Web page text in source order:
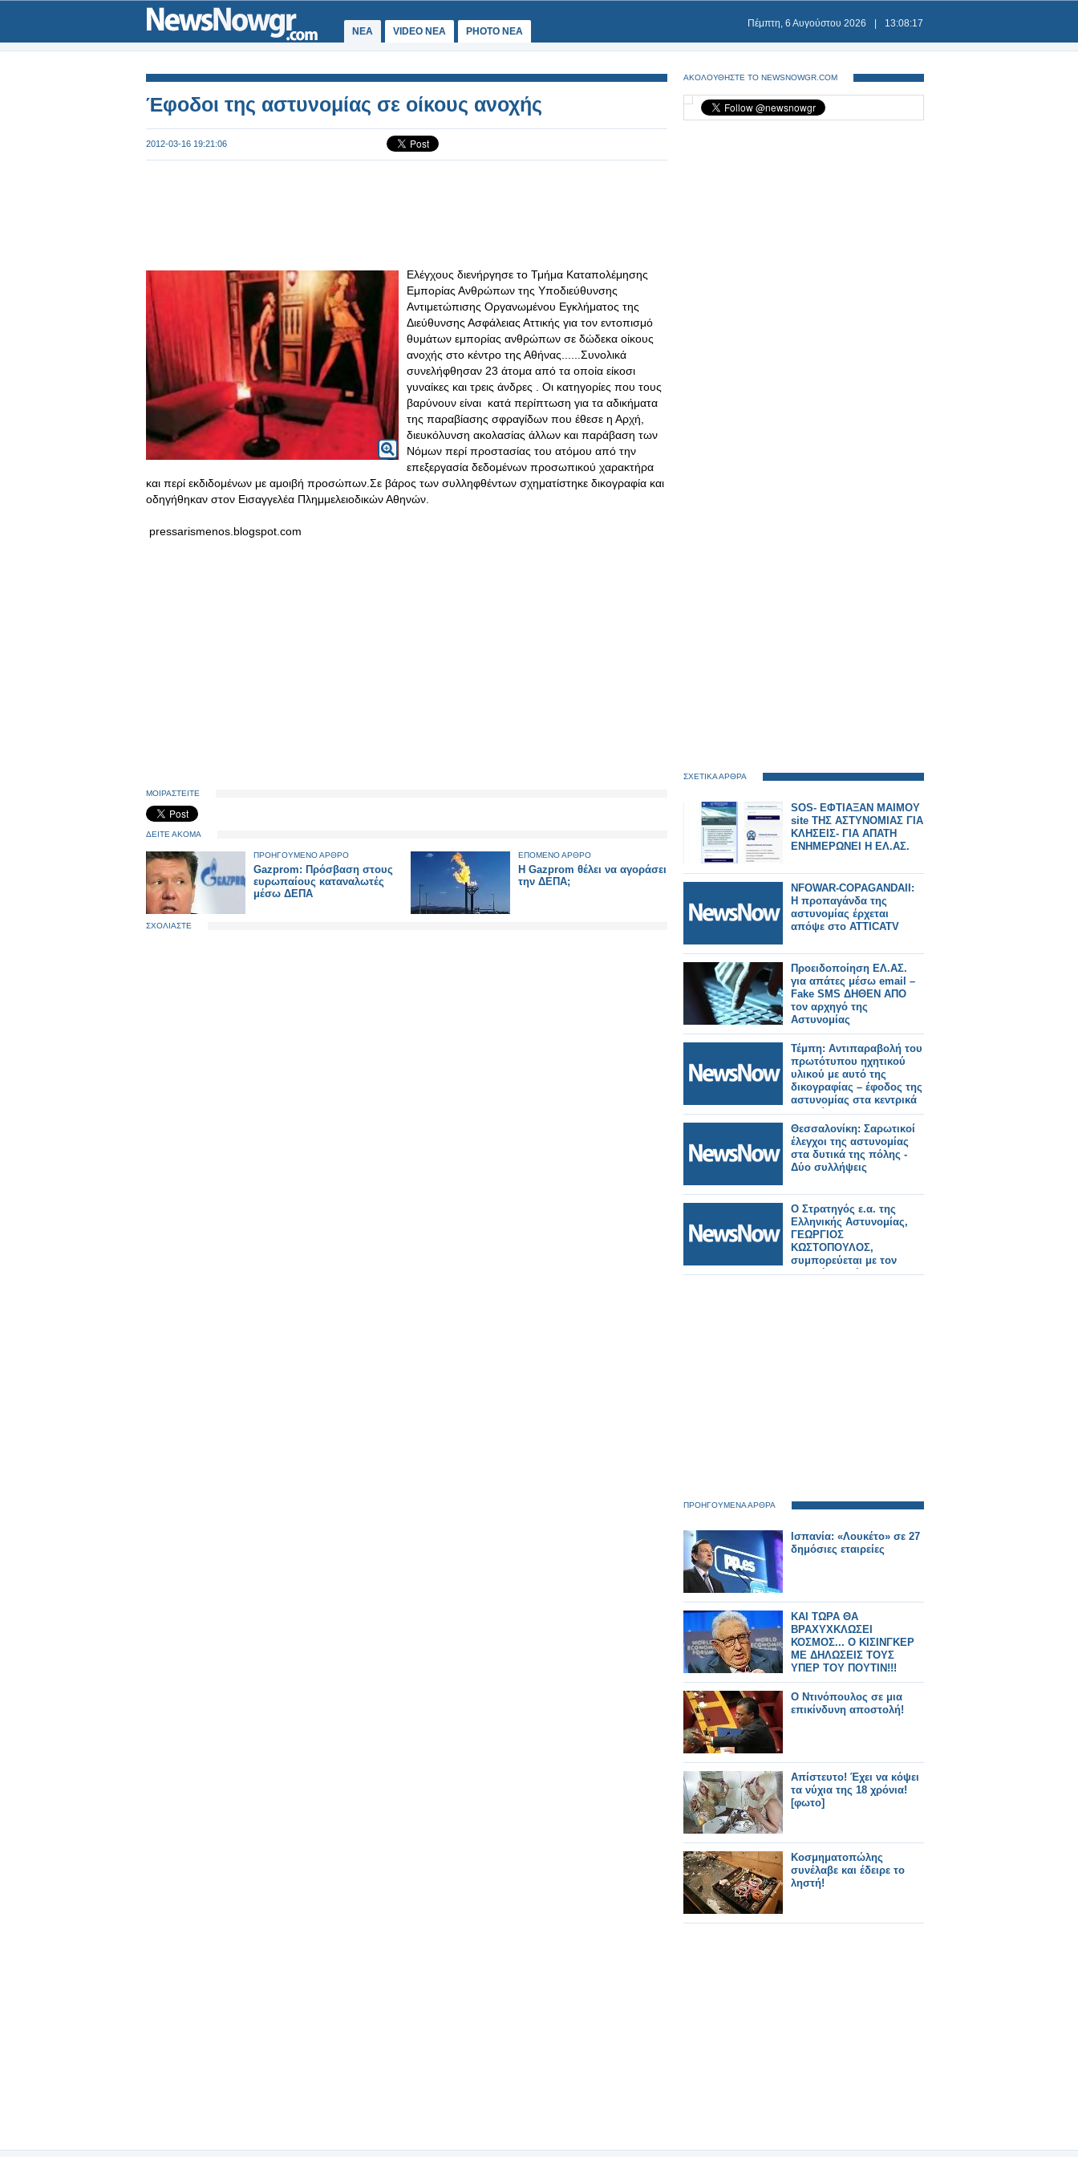
ΝΕΑ VIDEO NEA PHOTO NEA
Πέμπτη, 6 Αυγούστου 2026 13:08:17
Έφοδοι της αστυνομίας σε οίκους ανοχής
2012-03-16 19:21:06
Ελέγχους διενήργησε το Τμήμα Καταπολέμησης
Εμπορίας Ανθρώπων της Υποδιεύθυνσης
Αντιμετώπισης Οργανωμένου Εγκλήματος της
Διεύθυνσης Ασφάλειας Αττικής για τον εντοπισμό
θυμάτων εμπορίας ανθρώπων σε δώδεκα οίκους
ανοχής στο κέντρο της Αθήνας......Συνολικά
συνελήφθησαν 23 άτομα από τα οποία είκοσι
γυναίκες και τρεις άνδρες . Οι κατηγορίες που τους
βαρύνουν είναι κατά περίπτωση για τα αδικήματα
της παραβίασης σφραγίδων που έθεσε η Αρχή,
διευκόλυνση ακολασίας άλλων και παράβαση των
Νόμων περί προστασίας του ατόμου από την
επεξεργασία δεδομένων προσωπικού χαρακτήρα
και περί εκδιδομένων με αμοιβή προσώπων.Σε βάρος των συλληφθέντων σχηματίστηκε δικογραφία και
οδηγήθηκαν στον Εισαγγελέα Πλημμελειοδικών Αθηνών.
pressarismenos.blogspot.com
ΜΟΙΡΑΣΤΕΙΤΕ
ΔΕΙΤΕ ΑΚΟΜΑ
ΠΡΟΗΓΟΥΜΕΝΟ ΑΡΘΡΟ
Gazprom: Πρόσβαση στους
ευρωπαίους καταναλωτές
μέσω ΔΕΠΑ
ΕΠΟΜΕΝΟ ΑΡΘΡΟ
Η Gazprom θέλει να αγοράσει
την ΔΕΠΑ;
ΣΧΟΛΙΑΣΤΕ
ΑΚΟΛΟΥΘΗΣΤΕ ΤΟ NEWSNOWGR.COM
ΣΧΕΤΙΚΑ ΑΡΘΡΑ
SOS- ΕΦΤΙΑΞΑΝ ΜΑΙΜΟΥ
site ΤΗΣ ΑΣΤΥΝΟΜΙΑΣ ΓΙΑ
ΚΛΗΣΕΙΣ- ΓΙΑ ΑΠΑΤΗ
ΕΝΗΜΕΡΩΝΕΙ Η ΕΛ.ΑΣ.
NFOWAR-COPAGANDAII:
Η προπαγάνδα της
αστυνομίας έρχεται
απόψε στο ATTICATV
Προειδοποίηση ΕΛ.ΑΣ.
για απάτες μέσω email –
Fake SMS ΔΗΘΕΝ ΑΠΟ
τον αρχηγό της
Αστυνομίας
Τέμπη: Αντιπαραβολή του
πρωτότυπου ηχητικού
υλικού με αυτό της
δικογραφίας – έφοδος της
αστυνομίας στα κεντρικά
γραφεία του ΟΣΕ
Θεσσαλονίκη: Σαρωτικοί
έλεγχοι της αστυνομίας
στα δυτικά της πόλης -
Δύο συλλήψεις
Ο Στρατηγός ε.α. της
Ελληνικής Αστυνομίας,
ΓΕΩΡΓΙΟΣ
ΚΩΣΤΟΠΟΥΛΟΣ,
συμπορεύεται με τον
υποψήφιο Δήμαρχο,
ΠΡΟΗΓΟΥΜΕΝΑ ΑΡΘΡΑ
Ισπανία: «Λουκέτο» σε 27
δημόσιες εταιρείες
ΚΑΙ ΤΩΡΑ ΘΑ
ΒΡΑΧΥΧΚΛΩΣΕΙ
ΚΟΣΜΟΣ... Ο ΚΙΣΙΝΓΚΕΡ
ΜΕ ΔΗΛΩΣΕΙΣ ΤΟΥΣ
ΥΠΕΡ ΤΟΥ ΠΟΥΤΙΝ!!!
Ο Ντινόπουλος σε μια
επικίνδυνη αποστολή!
Απίστευτο! Έχει να κόψει
τα νύχια της 18 χρόνια!
[φωτο]
Κοσμηματοπώλης
συνέλαβε και έδειρε το
ληστή!